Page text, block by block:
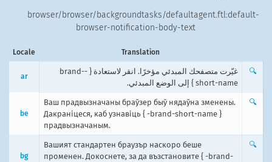
browser/browser/backgroundtasks/defaultagent.ftl:default-
browser-notification-body-text
Locale Translation
ar
غيّرت متصفحك المبدئي مؤخرًا. انقر لاستعادة { -brand-
short-name } إلى الوضع المبدئي.
🔍
be
Ваш прадвызначаны браўзер быў нядаўна зменены.
Дакраніцеся, каб узнавіць { -brand-short-name }
прадвызначаным.
🔍
bg
Вашият стандартен браузър наскоро беше
променен. Докоснете, за да възстановите { -brand-
🔍